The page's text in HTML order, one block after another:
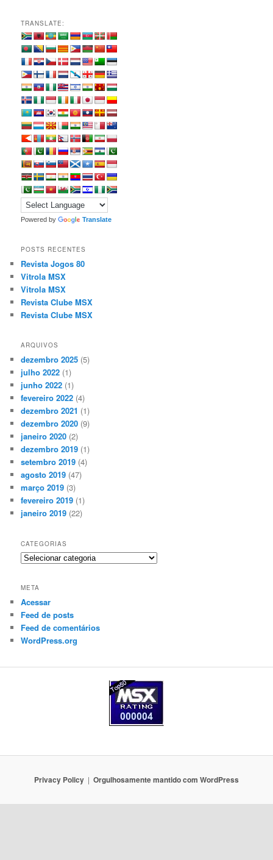
TRANSLATE:
Powered by Translate
POSTS RECENTES
Revista Jogos 80
Vitrola MSX
Vitrola MSX
Revista Clube MSX
Revista Clube MSX
ARQUIVOS
dezembro 2025 (5)
julho 2022 (1)
junho 2022 (1)
fevereiro 2022 (4)
dezembro 2021 (1)
dezembro 2020 (9)
janeiro 2020 (2)
dezembro 2019 (1)
setembro 2019 (4)
agosto 2019 (47)
março 2019 (3)
fevereiro 2019 (1)
janeiro 2019 (22)
CATEGORIAS
Categorias
META
Acessar
Feed de posts
Feed de comentários
WordPress.org
Privacy Policy Orgulhosamente mantido com WordPress